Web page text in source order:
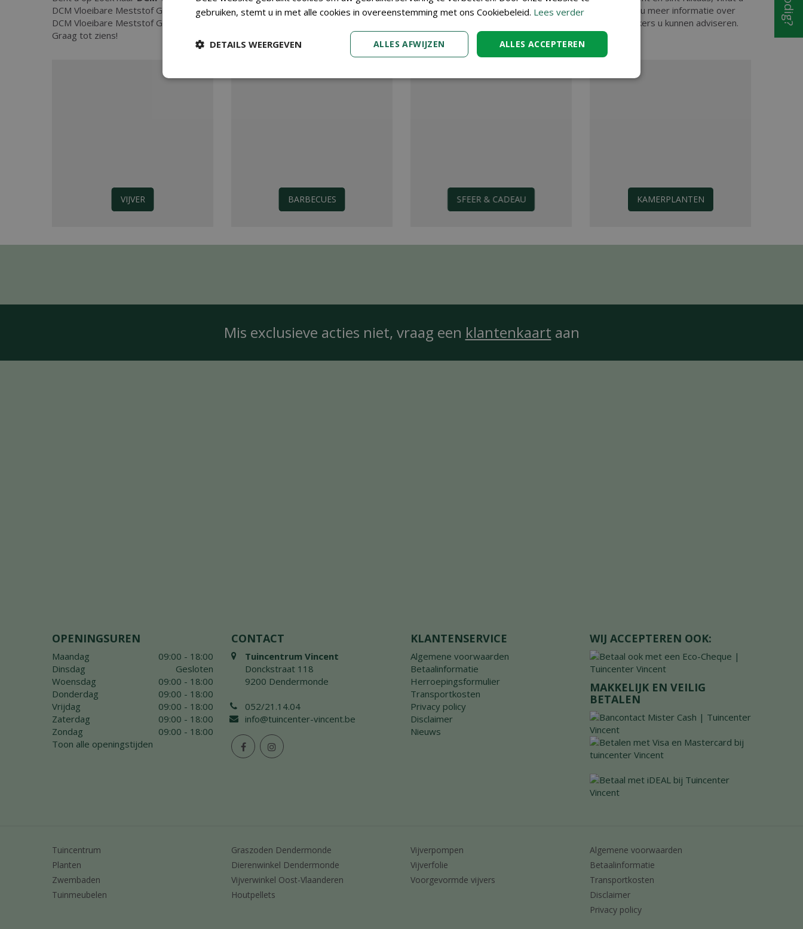
DCM Vloeibare Meststof Geraniums & Bloeiende Planten 2,5 l en nog vele andere tuinartikelen. Kopen doet u eenvoudig in onze webshop. Wilt u meer informatie over
DCM Vloeibare Meststof Geraniums & Bloeiende Planten 2,5 l dan bent u ook van harte welkom in ons tuincenter waar onze ervaren medewerkers u kunnen adviseren.
Graag tot ziens!
VIJVER BARBECUES SFEER & CADEAU KAMERPLANTEN
Mis exclusieve acties niet, vraag een klantenkaart aan
OPENINGSUREN
Maandag
09:00 - 18:00
Dinsdag
Gesloten
Woensdag
09:00 - 18:00
Donderdag
09:00 - 18:00
Vrijdag
09:00 - 18:00
Zaterdag
09:00 - 18:00
Zondag
09:00 - 18:00
Toon alle openingstijden
CONTACT
Tuincentrum Vincent
Donckstraat 118
9200 Dendermonde
052/21.14.04
info@tuincenter-vincent.be
KLANTENSERVICE
Algemene voorwaarden
Betaalinformatie
Herroepingsformulier
Transportkosten
Privacy policy
Disclaimer
Nieuws
WIJ ACCEPTEREN OOK:
MAKKELIJK EN VEILIG
BETALEN
Tuincentrum
Planten
Zwembaden
Tuinmeubelen
Graszoden Dendermonde
Dierenwinkel Dendermonde
Vijverwinkel Oost-Vlaanderen
Houtpellets
Vijverpompen
Vijverfolie
Voorgevormde vijvers
Algemene voorwaarden
Betaalinformatie
Transportkosten
Disclaimer
Privacy policy
gebruiken, stemt u in met alle cookies in overeenstemming met ons Cookiebeleid. Lees verder
ALLES ACCEPTEREN
ALLES AFWIJZEN
DETAILS WEERGEVEN